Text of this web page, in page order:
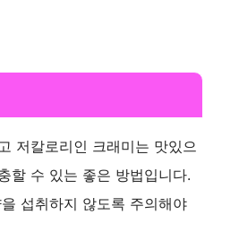
o
저칼로리인 크래미는 맛있으
할 수 있는 좋은 방법입니다.
섭취하지 않도록 주의해야